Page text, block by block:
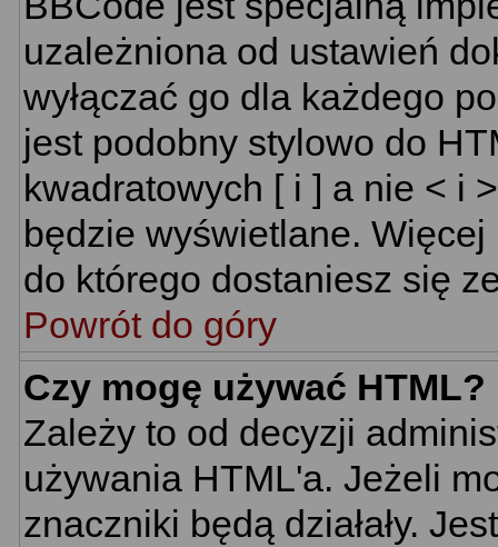
uzależniona od ustawień
wyłączać go dla każdego
jest podobny stylowo do
kwadratowych [ i ] a nie < i
będzie wyświetlane.
do którego dostaniesz się
Powrót do góry
Czy mogę używać HTML?
Zależy to od decyzji
używania HTML'a. Jeżeli
znaczniki będą działały.